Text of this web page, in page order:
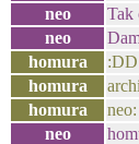
neo
Tak
neo
homura
homura
homura
neo